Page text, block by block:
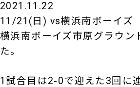
2021.11.22
11/21(日) vs横浜南ボーイズ
横浜南ボーイズ市原グラウン
た。
1試合目は2-0で迎えた3回に